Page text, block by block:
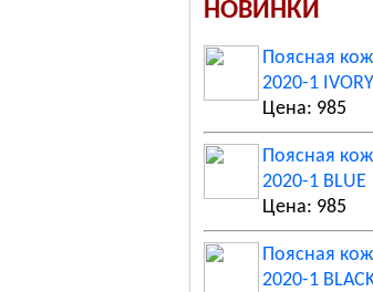
НОВИНКИ
Поясная
2020-1 IVORY
Цена: 985
Поясная
2020-1 BLUE
Цена: 985
Поясная
2020-1